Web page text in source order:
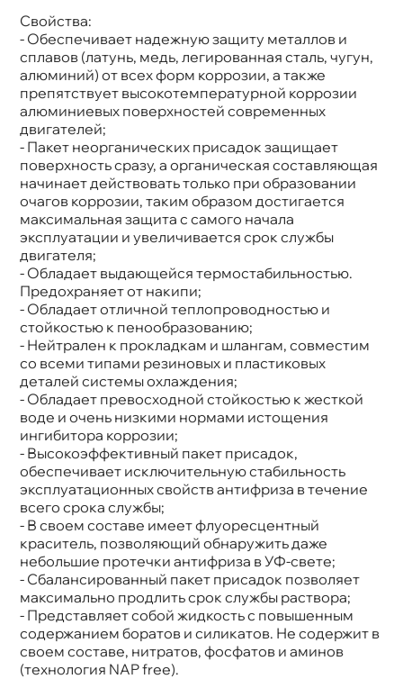
Свойства:
- Обеспечивает надежную защиту металлов и
сплавов (латунь, медь, легированная сталь, чугун,
алюминий) от всех форм коррозии, а также
препятствует высокотемпературной коррозии
алюминиевых поверхностей современных
двигателей;
- Пакет неорганических присадок защищает
поверхность сразу, а органическая составляющая
начинает действовать только при образовании
очагов коррозии, таким образом достигается
максимальная защита с самого начала
эксплуатации и увеличивается срок службы
двигателя;
- Обладает выдающейся термостабильностью.
Предохраняет от накипи;
- Обладает отличной теплопроводностью и
стойкостью к пенообразованию;
- Нейтрален к прокладкам и шлангам, совместим
со всеми типами резиновых и пластиковых
деталей системы охлаждения;
- Обладает превосходной стойкостью к жесткой
оде и очень низкими нормами истощения
ингибитора коррозии;
- Высокоэффективный пакет присадок,
обеспечивает исключительную стабильность
эксплуатационных свойств антифриза в течение
сего срока службы;
- В своем составе имеет флуоресцентный
краситель, позволяющий обнаружить даже
небольшие протечки антифриза в УФ-свете;
- Сбалансированный пакет присадок позволяет
максимально продлить срок службы раствора;
- Представляет собой жидкость c повышенным
содержанием боратов и силикатов. Не содержит
своем составе, нитратов, фосфатов и амино
(технология NAP free).
Бренд
Цвет
Спецификации
G13+
Объем
5л
Артикул
40145